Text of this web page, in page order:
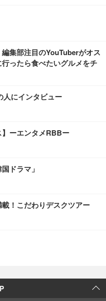
編集部注目のYouTuberがオス
ったら食べたいグルメをチ
人にインタビュー
】ーエンタメRBBー
ドラマ」
！こだわりデスクツアー